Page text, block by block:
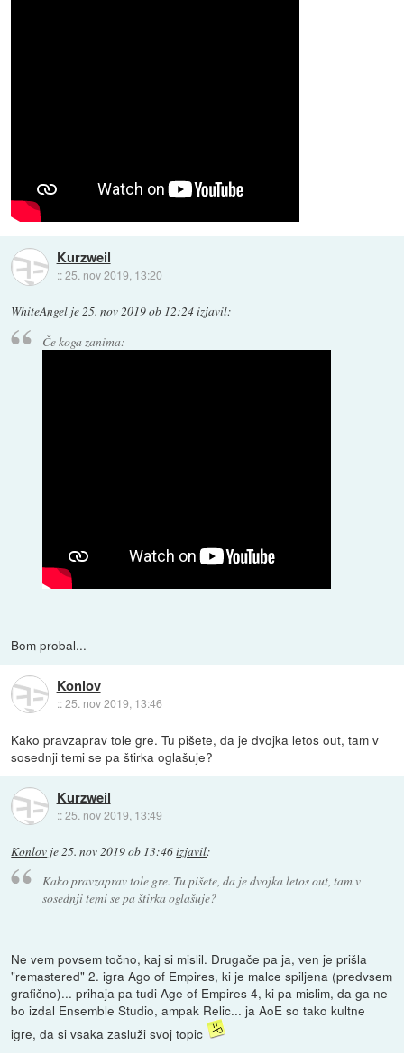
Kurzweil
::25. nov 2019, 13:20
WhiteAngel je25. nov 2019 ob 12:24izjavil:
Če koga zanima:
Bom probal...
Konlov
::25. nov 2019, 13:46
Kako pravzaprav tole gre. Tu pišete, da je dvojka letos out, tam v
sosednji temi se pa štirka oglašuje?
Kurzweil
::25. nov 2019, 13:49
Konlov je 25. nov 2019 ob 13:46izjavil:
Kako pravzaprav tole gre. Tu pišete, da je dvojka letos out, tam v
sosednji temi se pa štirka oglašuje?
Ne vem povsem točno, kaj si mislil. Drugače pa ja, ven je prišla
"remastered" 2. igra Ago of Empires, ki je malce spiljena (predvsem
grafično)... prihaja pa tudi Age of Empires 4, ki pa mislim, da ga ne
bo izdal Ensemble Studio, ampak Relic... ja AoE so tako kultne
igre, da si vsaka zasluži svoj topic